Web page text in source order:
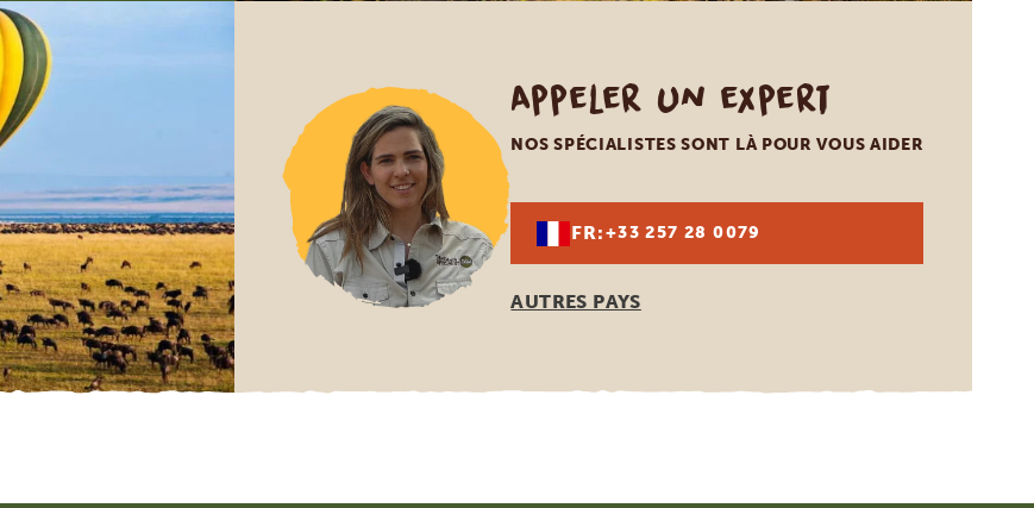
Appeler un expert
NOS SPÉCIALISTES SONT LÀ POUR VOUS AIDER
FR:+33 257 28 0079
AUTRES PAYS